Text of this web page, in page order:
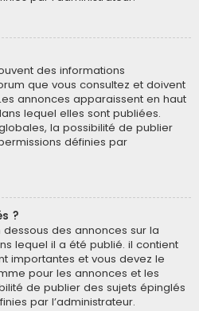
des informations
que vous consultez et doivent
annonces apparaissent en haut
lequel elles sont publiées.
la possibilité de publier
définies par
?
des annonces sur la
lequel il a été publié. il contient
importantes et vous devez le
pour les annonces et les
de publier des sujets épinglés
par l’administrateur.